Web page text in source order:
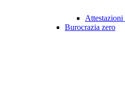
Burocrazia zero